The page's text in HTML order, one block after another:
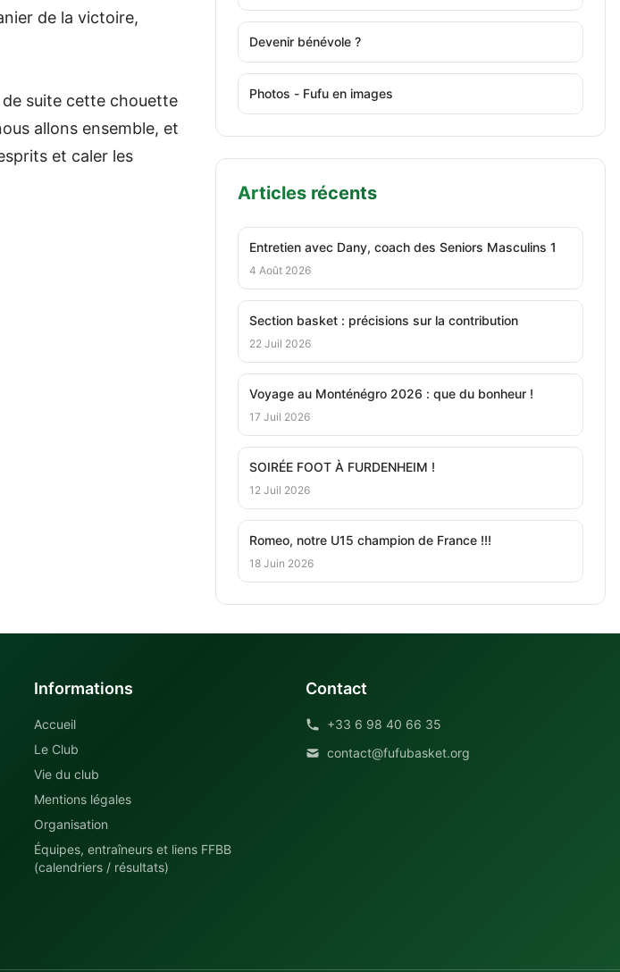
de la victoire,
suite cette chouette
allons ensemble, et
et caler les
Devenir bénévole ?
Photos - Fufu en images
Articles récents
Entretien avec Dany, coach des Seniors Masculins 1
4 Août 2026
Section basket : précisions sur la contribution
22 Juil 2026
Voyage au Monténégro 2026 : que du bonheur !
17 Juil 2026
SOIRÉE FOOT À FURDENHEIM !
12 Juil 2026
Romeo, notre U15 champion de France !!!
18 Juin 2026
Informations
Accueil
Le Club
Vie du club
Mentions légales
Organisation
Équipes, entraîneurs et liens FFBB
(calendriers / résultats)
Contact
+33 6 98 40 66 35
contact@fufubasket.org